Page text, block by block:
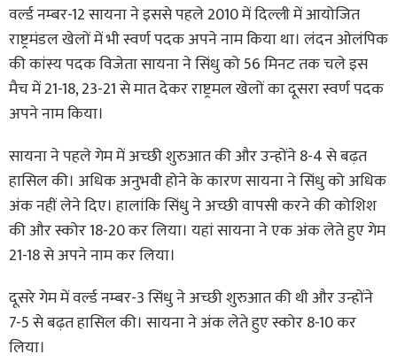
वर्ल्ड नम्बर-12 सायना ने इससे पहले 2010 में दिल्ली में आयोजित
राष्ट्रमंडल खेलों में भी स्वर्ण पदक अपने नाम किया था। लंदन ओलंपिक
की कांस्य पदक विजेता सायना ने सिंधु को 56 मिनट तक चले इस
मैच में 21-18, 23-21 से मात देकर राष्ट्रमल खेलों का दूसरा स्वर्ण पदक
अपने नाम किया।
सायना ने पहले गेम में अच्छी शुरुआत की और उन्होंने 8-4 से बढ़त
हासिल की। अधिक अनुभवी होने के कारण सायना ने सिंधु को अधिक
अंक नहीं लेने दिए। हालांकि सिंधु ने अच्छी वापसी करने की कोशिश
की और स्कोर 18-20 कर लिया। यहां सायना ने एक अंक लेते हुए गेम
21-18 से अपने नाम कर लिया।
दूसरे गेम में वर्ल्ड नम्बर-3 सिंधु ने अच्छी शुरुआत की थी और उन्होंने
7-5 से बढ़त हासिल की। सायना ने अंक लेते हुए स्कोर 8-10 कर
लिया।